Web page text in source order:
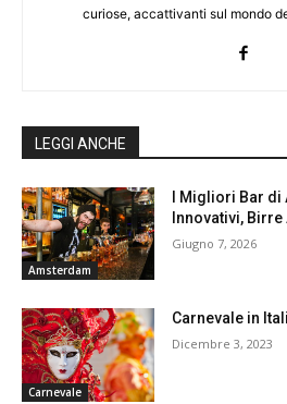
curiose, accattivanti sul mondo
LEGGI ANCHE
Amsterdam
I Migliori Bar
Innovativi,
Giugno 7, 2026
Carnevale
Carnevale in
Dicembre 3, 2023